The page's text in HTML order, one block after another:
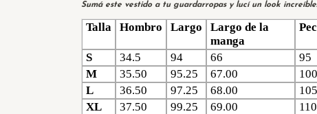
Sumá este vestido a tu guardarropas y lucí un look increíble!
Talla Hombro Largo
Largo de la
manga
S 34.5 94 66 95
M
35.50 95.25 67.00 100
L
36.50 97.25 68.00 105
XL
37.50 99.25 69.00 110